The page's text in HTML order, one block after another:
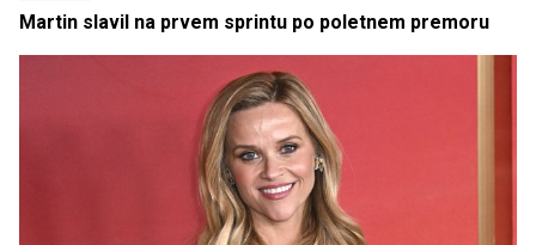
Martin slavil na prvem sprintu po poletnem premoru